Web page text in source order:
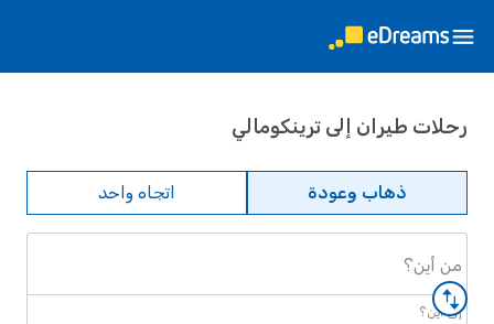
رحلات طيران إلى ترينكومالي
ذهاب وعودة اتجاه واحد
من أين؟
إلى أين؟